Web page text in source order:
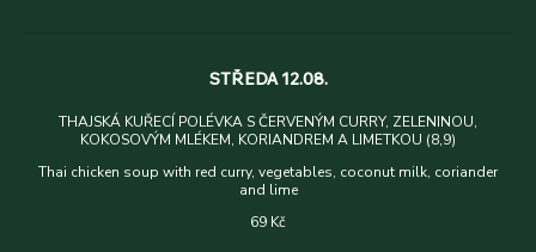
STŘEDA 12.08.
THAJSKÁ KUŘECÍ POLÉVKA S ČERVENÝM CURRY, ZELENINOU,
KOKOSOVÝM MLÉKEM, KORIANDREM A LIMETKOU (8,9)
Thai chicken soup with red curry, vegetables, coconut milk, coriander
and lime
69 Kč